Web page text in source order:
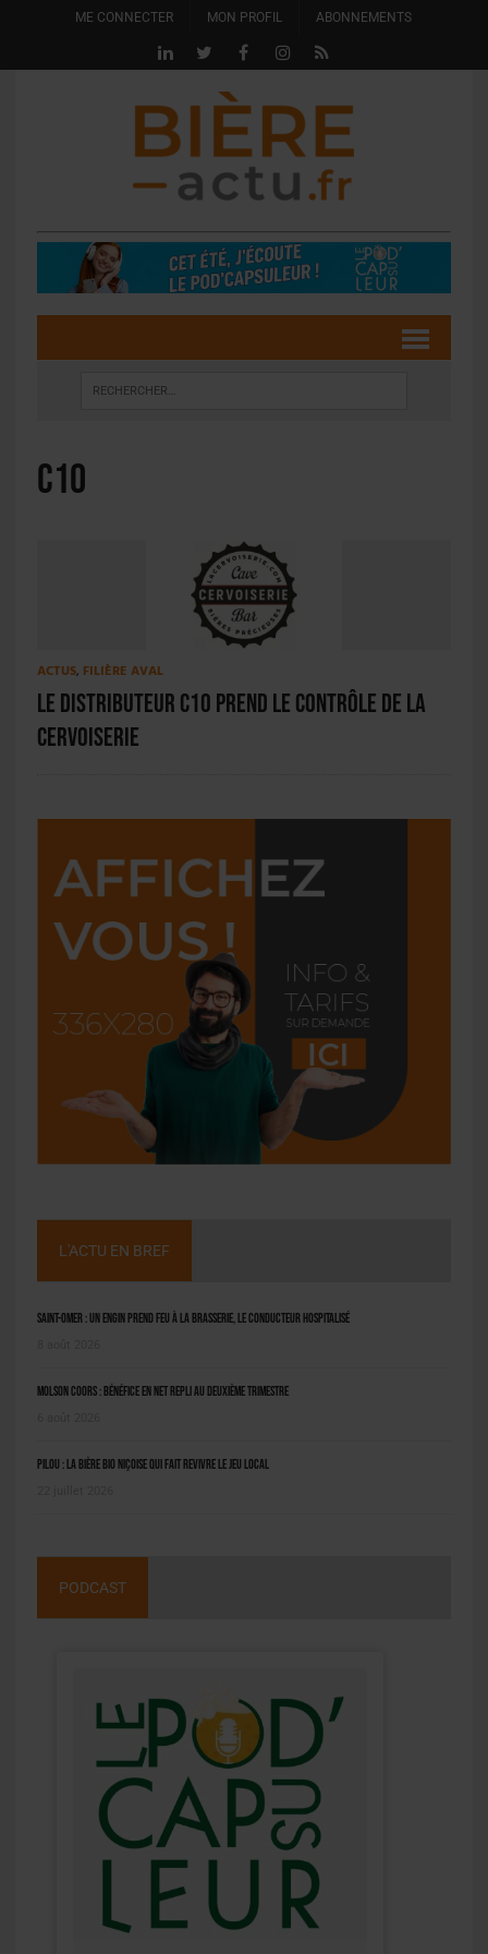
ME CONNECTER MON PROFIL ABONNEMENTS
C10
ACTUS, FILIÈRE AVAL
Le distributeur C10 prend le contrôle de La
Cervoiserie
L'ACTU EN BREF
Saint-Omer : un engin prend feu à la brasserie, le conducteur hospitalisé
Molson Coors : bénéfice en net repli au deuxième trimestre
Pilou : la bière bio niçoise qui fait revivre le jeu local
PODCAST